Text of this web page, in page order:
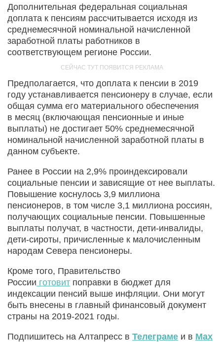
Дополнительная федеральная социальная
доплата к пенсиям рассчитывается исходя из
среднемесячной номинальной начисленной
заработной платы работников в
соответствующем регионе России.
Предполагается, что доплата к пенсии в 2019
году устанавливается пенсионеру в случае, если
общая сумма его материального обеспечения
в месяц (включающая пенсионные и иные
выплаты) не достигает 50% среднемесячной
номинальной начисленной заработной платы в
данном субъекте.
Ранее в России на 2,9% проиндексировали
социальные пенсии и зависящие от нее выплаты.
Повышение коснулось 3,9 миллиона
пенсионеров, в том числе 3,1 миллиона россиян,
получающих социальные пенсии. Повышенные
выплаты получат, в частности, дети-инвалиды,
дети-сироты, причисленные к малочисленным
народам Севера пенсионеры.
Кроме того, Правительство
России готовит поправки в бюджет для
индексации пенсий выше инфляции. Они могут
быть внесены в главный финансовый документ
страны на 2019-2021 годы.
Подпишитесь на Алтапресс в Телеграме и в Max